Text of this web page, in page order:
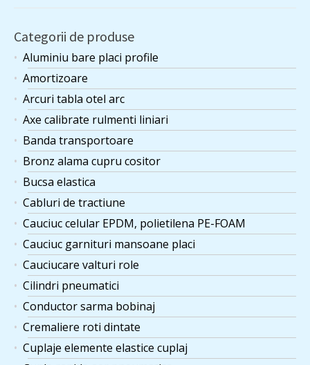
Categorii de produse
Aluminiu bare placi profile
Amortizoare
Arcuri tabla otel arc
Axe calibrate rulmenti liniari
Banda transportoare
Bronz alama cupru cositor
Bucsa elastica
Cabluri de tractiune
Cauciuc celular EPDM, polietilena PE-FOAM
Cauciuc garnituri mansoane placi
Cauciucare valturi role
Cilindri pneumatici
Conductor sarma bobinaj
Cremaliere roti dintate
Cuplaje elemente elastice cuplaj